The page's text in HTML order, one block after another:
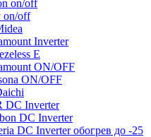
on/off
on/off
Inverter
E
ON/OFF
ON/OFF
DC Inverter
DC Inverter
DC Inverter обогрев до -25